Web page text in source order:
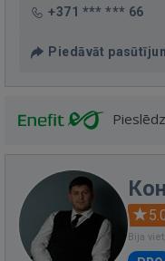
+371 *** *** 66
Piedāvāt
Bija